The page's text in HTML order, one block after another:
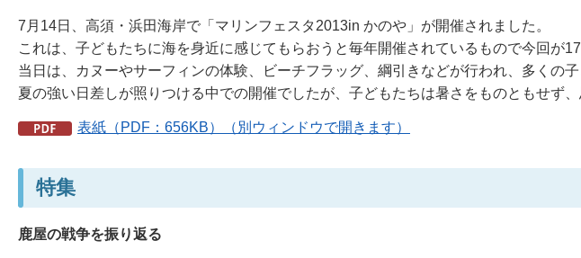
7月14日、高須・浜田海岸で「マリンフェスタ2013in かのや」が開催されました。
これは、子どもたちに海を身近に感じてもらおうと毎年開催されているもので今回が17
当日は、カヌーやサーフィンの体験、ビーチフラッグ、綱引きなどが行われ、多くの子
夏の強い日差しが照りつける中での開催でしたが、子どもたちは暑さをものともせず
表紙（PDF：656KB）（別ウィンドウで開きます）
特集
鹿屋の戦争を振り返る